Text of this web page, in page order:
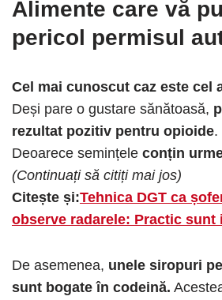
Alimente care vă
pericol permisul
Cel mai cunoscut caz este cel
Deși pare o gustare sănătoasă,
rezultat pozitiv pentru opioide.
Deoarece semințele conțin
(Continuați să citiți mai jos)
Citește și:Tehnica DGT ca
observe radarele: Practic sunt
De asemenea, unele siropuri
sunt bogate în codeină.